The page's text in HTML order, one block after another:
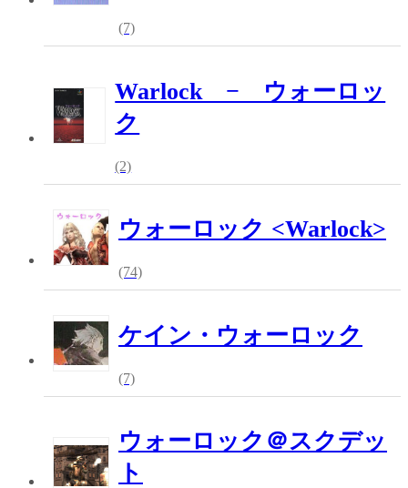
(7)
Warlock − ウォーロッ
ク
(2)
ウォーロック <Warlock>
(74)
ケイン・ウォーロック
(7)
ウォーロック＠スクデッ
ト